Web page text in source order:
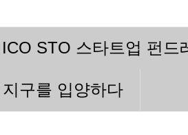
ICO STO 스타트업 펀드
지구를 입양하다